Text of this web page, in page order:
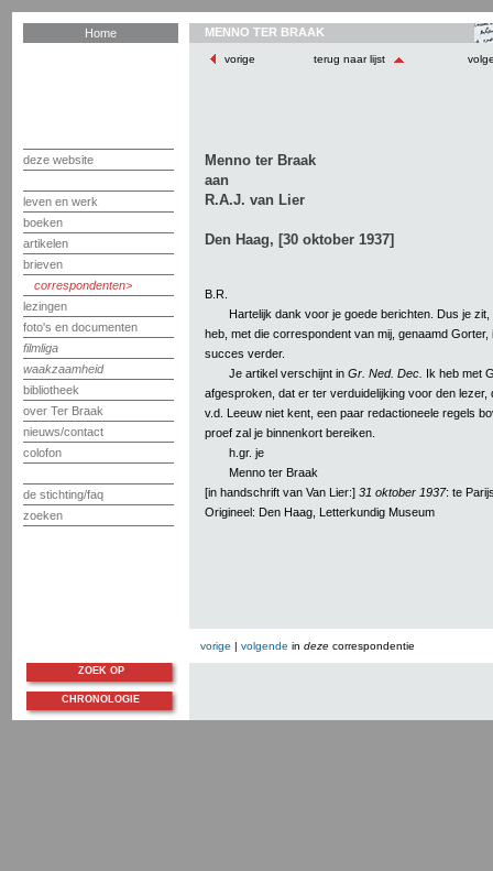
Home
deze website
leven en werk
boeken
artikelen
brieven
correspondenten
lezingen
foto's en documenten
filmliga
waakzaamheid
bibliotheek
over Ter Braak
nieuws/contact
colofon
de stichting/faq
zoeken
MENNO TER BRAAK
vorige terug naar lijst
Menno ter Braak
aan
R.A.J. van Lier
Den Haag, [30 oktober 1937]
B.R.
Hartelijk dank voor je goede berichten. Dus je zit,
heb, met die correspondent van mij, genaamd Gorter,
succes verder.
Je artikel verschijnt in Gr. Ned. Dec. Ik heb met
afgesproken, dat er ter verduidelijking voor den lezer,
v.d. Leeuw niet kent, een paar redactioneele regels
proef zal je binnenkort bereiken.
h.gr. je
Menno ter Braak
[in handschrift van Van Lier:] 31 oktober 1937: te
Origineel: Den Haag, Letterkundig Museum
vorige | volgende in deze correspondentie
ZOEK OP
CHRONOLOGIE